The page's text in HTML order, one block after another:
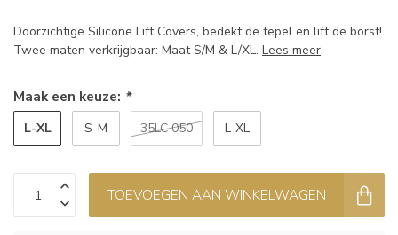
Doorzichtige Silicone Lift Covers, bedekt de tepel en lift de borst!
Twee maten verkrijgbaar: Maat S/M & L/XL. Lees meer.
Maak een keuze: *
L-XL S-M 35LC 050 L-XL
TOEVOEGEN AAN WINKELWAGEN